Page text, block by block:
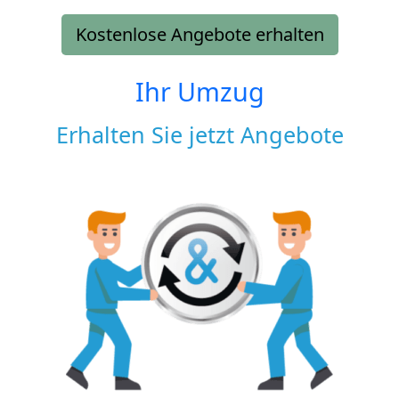
Kostenlose Angebote erhalten
Ihr Umzug
Erhalten Sie jetzt Angebote